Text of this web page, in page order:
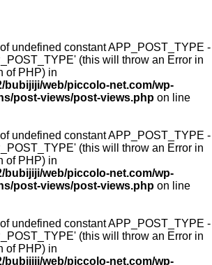
undefined constant APP_POST_TYPE -
(this will throw an Error in
of PHP) in
bubijiji/web/piccolo-net.com/wp-
post-views/post-views.php on line
undefined constant APP_POST_TYPE -
(this will throw an Error in
of PHP) in
bubijiji/web/piccolo-net.com/wp-
post-views/post-views.php on line
undefined constant APP_POST_TYPE -
(this will throw an Error in
of PHP) in
bubijiji/web/piccolo-net.com/wp-